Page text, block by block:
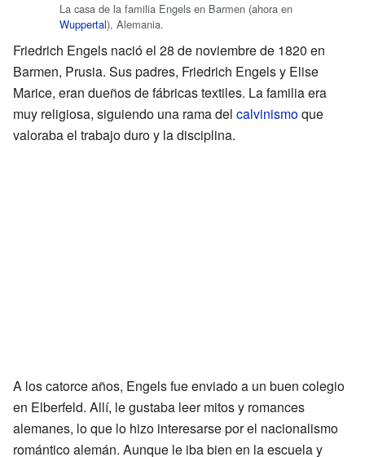
La casa de la familia Engels en Barmen (ahora en
Wuppertal), Alemania.
Friedrich Engels nació el 28 de noviembre de 1820 en
Barmen, Prusia. Sus padres, Friedrich Engels y Elise
Marice, eran dueños de fábricas textiles. La familia era
muy religiosa, siguiendo una rama del calvinismoque
valoraba el trabajo duro y la disciplina.
A los catorce años, Engels fue enviado a un buen colegio
en Elberfeld. Allí, le gustaba leer mitos y romances
alemanes, lo que lo hizo interesarse por el nacionalismo
romántico alemán. Aunque le iba bien en la escuela y